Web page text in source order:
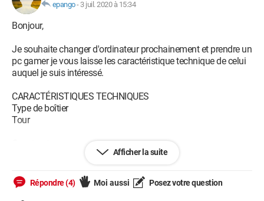
epango- 3 juil. 2020 à 15:34
Bonjour,
Je souhaite changer d'ordinateur prochainement et prendre un
pc gamer je vous laisse les caractéristique technique de celui
auquel je suis intéressé.
CARACTÉRISTIQUES TECHNIQUES
Type de boîtier
Tour
Processeur
AMD Ryzen 7
Afficher la suite
Répondre (4) Moi aussi Posez votre question